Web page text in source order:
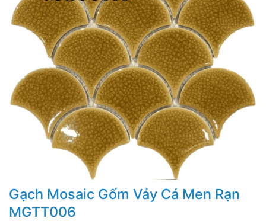
Gạch Mosaic Gốm Vảy Cá Men Rạn
MGTT006